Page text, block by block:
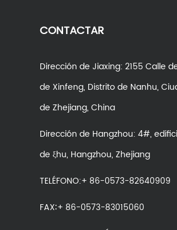
CONTACTAR
Dirección de Jiaxing: 2155 Calle
de Xinfeng, Distrito de Nanhu,
de Zhejiang, China
Dirección de Hangzhou: 4#,
de ξhu, Hangzhou, Zhejiang
TELÉFONO:+ 86-0573-82640909
FAX∶+ 86-0573-83015060